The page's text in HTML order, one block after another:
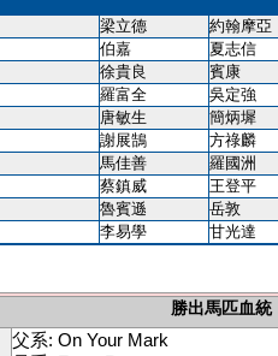
梁立德 約翰摩亞
伯嘉 夏志信
徐貴良 賓康
羅富全 吳定強
唐敏生 簡炳墀
謝展鵠 方祿麟
馬佳善 羅國洲
蔡鎮威 王登平
魯賓遜 岳敦
李易學
甘光達
勝出馬匹血統
父系: On Your Mark